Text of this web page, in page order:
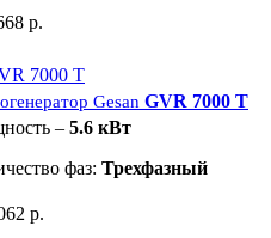
р.
Gesan GVR 7000 T
– 5.6 кВт
фаз: Трехфазный
р.